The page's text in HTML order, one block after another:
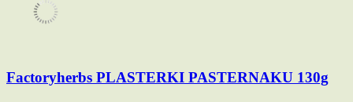
Factoryherbs PLASTERKI PASTERNAKU 130g